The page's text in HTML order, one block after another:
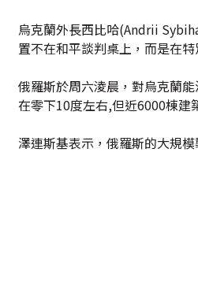
烏克蘭外長西比哈(Andrii
置不在和平談判桌上，而是在
俄羅斯於周六淩晨，對烏克蘭
在零下10度左右,但近6000棟建
澤連斯基表示，俄羅斯的大規